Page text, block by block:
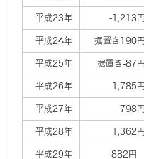
平成23年 -1,213円
平成24年 据置き190円
平成25年 据置き-87円
平成26年 1,785円
平成27年 798円
平成28年 1,362円
平成29年 882円